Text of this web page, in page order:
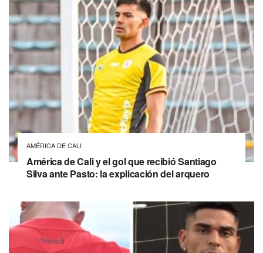
AMÉRICA DE CALI
América de Cali y el gol que recibió Santiago
Silva ante Pasto: la explicación del arquero